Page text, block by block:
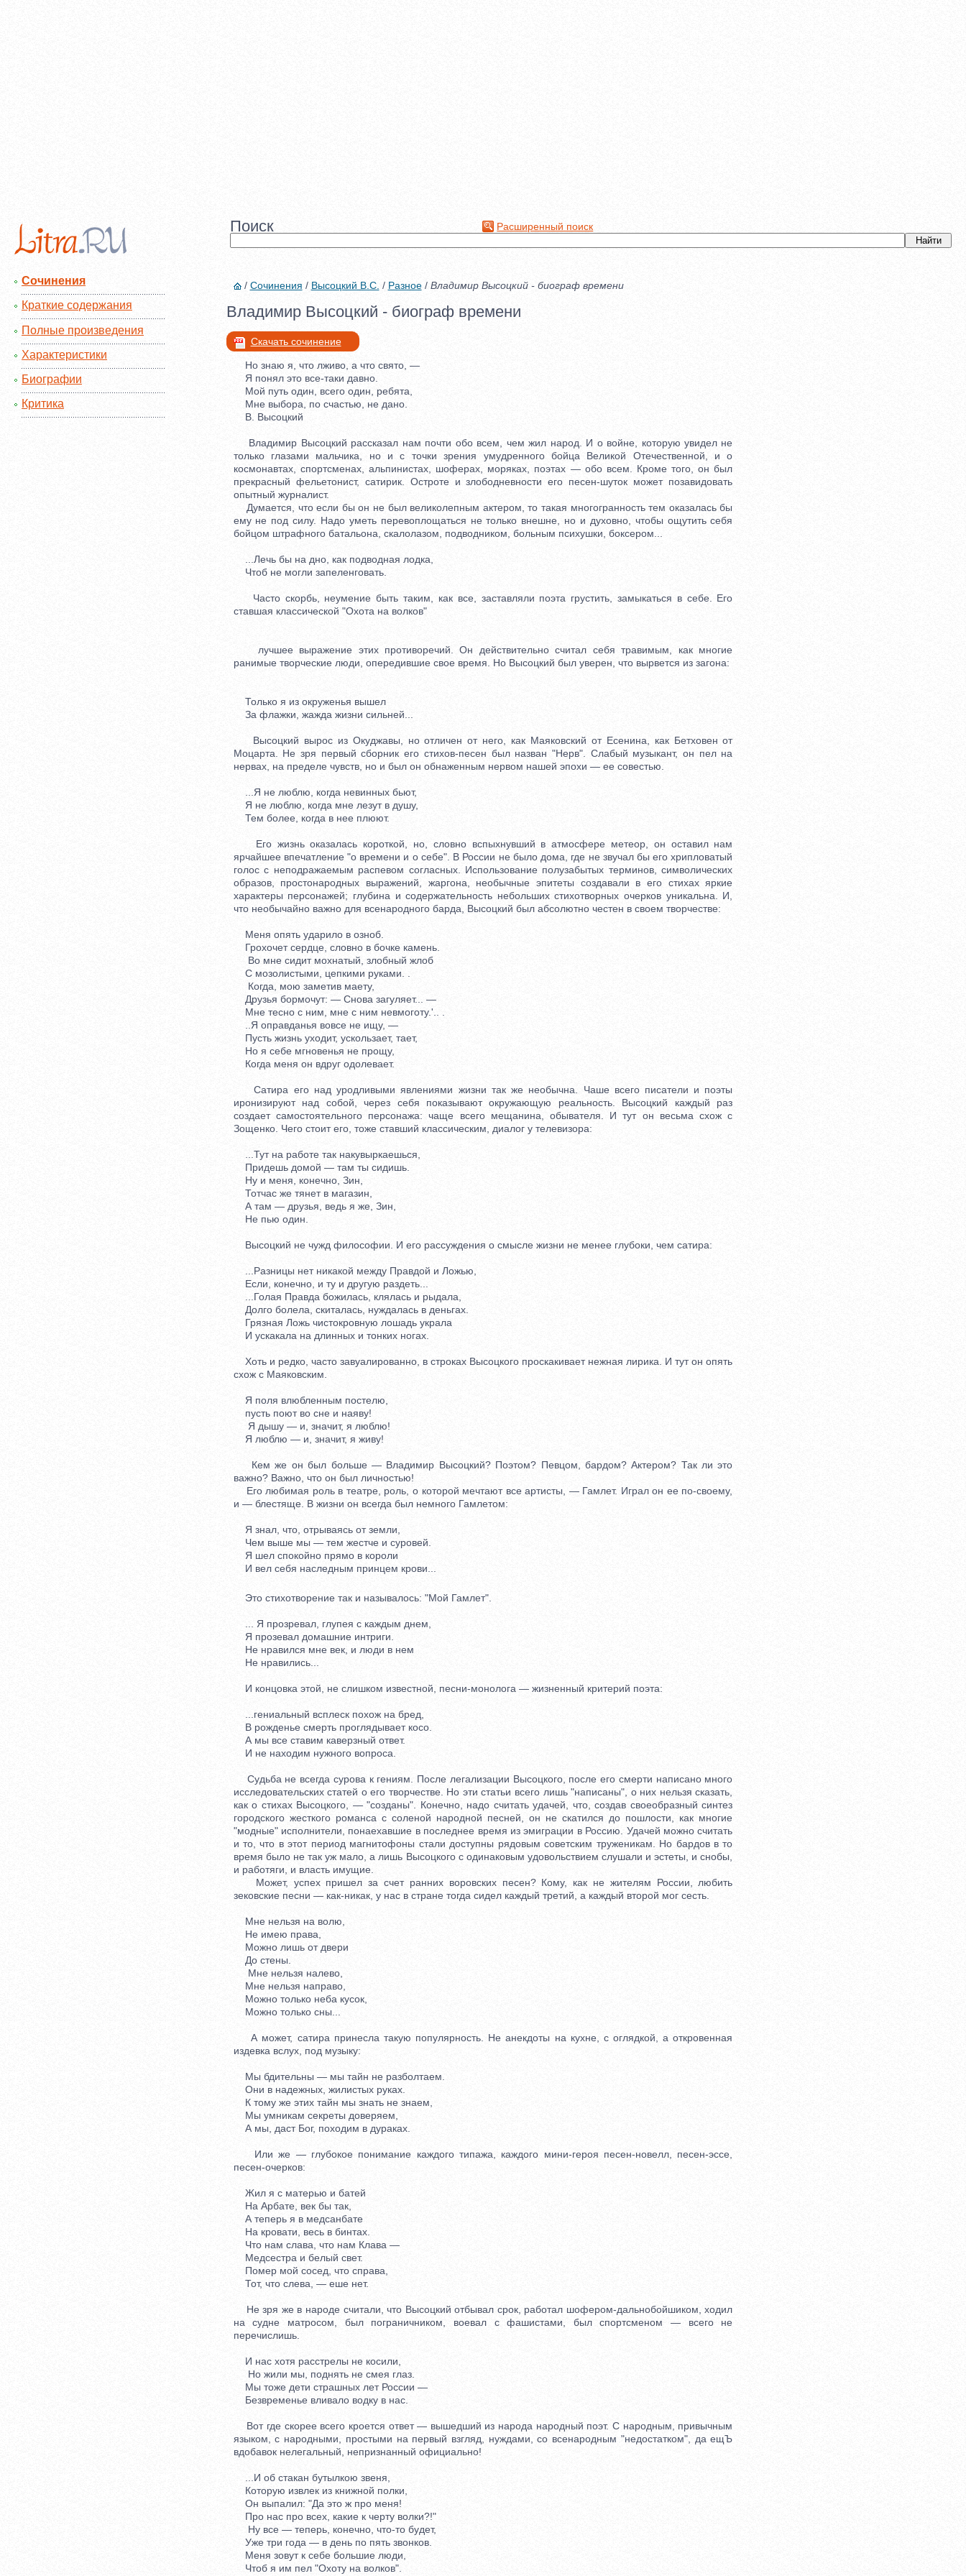
Поиск Расширенный поиск
Сочинения
Краткие содержания
Полные произведения
Характеристики
Биографии
Критика
/ Сочинения / Высоцкий В.С. / Разное/ Владимир Высоцкий - биограф времени
Владимир Высоцкий - биограф времени
Скачать сочинение
Но знаю я, что лживо, а что свято, —
Я понял это все-таки давно.
Мой путь один, всего один, ребята,
Мне выбора, по счастью, не дано.
В. Высоцкий
Владимир Высоцкий рассказал нам почти обо всем, чем жил народ. И о войне, которую увидел не
только глазами мальчика, но и с точки зрения умудренного бойца Великой Отечественной, и о
космонавтах, спортсменах, альпинистах, шоферах, моряках, поэтах — обо всем. Кроме того, он был
прекрасный фельетонист, сатирик. Остроте и злободневности его песен-шуток может позавидовать
опытный журналист.
Думается, что если бы он не был великолепным актером, то такая многогранность тем оказалась бы
ему не под силу. Надо уметь перевоплощаться не только внешне, но и духовно, чтобы ощутить себя
бойцом штрафного батальона, скалолазом, подводником, больным психушки, боксером...
...Лечь бы на дно, как подводная лодка,
Чтоб не могли запеленговать.
Часто скорбь, неумение быть таким, как все, заставляли поэта грустить, замыкаться в себе. Его
ставшая классической "Охота на волков"
лучшее выражение этих противоречий. Он действительно считал себя травимым, как многие
ранимые творческие люди, опередившие свое время. Но Высоцкий был уверен, что вырвется из загона:
Только я из окруженья вышел
За флажки, жажда жизни сильней...
Высоцкий вырос из Окуджавы, но отличен от него, как Маяковский от Есенина, как Бетховен от
Моцарта. Не зря первый сборник его стихов-песен был назван "Нерв". Слабый музыкант, он пел на
нервах, на пределе чувств, но и был он обнаженным нервом нашей эпохи — ее совестью.
...Я не люблю, когда невинных бьют,
Я не люблю, когда мне лезут в душу,
Тем более, когда в нее плюют.
Его жизнь оказалась короткой, но, словно вспыхнувший в атмосфере метеор, он оставил нам
ярчайшее впечатление "о времени и о себе". В России не было дома, где не звучал бы его хрипловатый
голос с неподражаемым распевом согласных. Использование полузабытых терминов, символических
образов, простонародных выражений, жаргона, необычные эпитеты создавали в его стихах яркие
характеры персонажей; глубина и содержательность небольших стихотворных очерков уникальна. И,
что необычайно важно для всенародного барда, Высоцкий был абсолютно честен в своем творчестве:
Меня опять ударило в озноб.
Грохочет сердце, словно в бочке камень.
Во мне сидит мохнатый, злобный жлоб
С мозолистыми, цепкими руками. .
Когда, мою заметив маету,
Друзья бормочут: — Снова загуляет... —
Мне тесно с ним, мне с ним невмоготу.'.. .
..Я оправданья вовсе не ищу, —
Пусть жизнь уходит, ускользает, тает,
Но я себе мгновенья не прощу,
Когда меня он вдруг одолевает.
Сатира его над уродливыми явлениями жизни так же необычна. Чаше всего писатели и поэты
иронизируют над собой, через себя показывают окружающую реальность. Высоцкий каждый раз
создает самостоятельного персонажа: чаще всего мещанина, обывателя. И тут он весьма схож с
Зощенко. Чего стоит его, тоже ставший классическим, диалог у телевизора:
...Тут на работе так накувыркаешься,
Придешь домой — там ты сидишь.
Ну и меня, конечно, Зин,
Тотчас же тянет в магазин,
А там — друзья, ведь я же, Зин,
Не пью один.
Высоцкий не чужд философии. И его рассуждения о смысле жизни не менее глубоки, чем сатира:
...Разницы нет никакой между Правдой и Ложью,
Если, конечно, и ту и другую раздеть...
...Голая Правда божилась, клялась и рыдала,
Долго болела, скиталась, нуждалась в деньгах.
Грязная Ложь чистокровную лошадь украла
И ускакала на длинных и тонких ногах.
Хоть и редко, часто завуалированно, в строках Высоцкого проскакивает нежная лирика. И тут он опять
схож с Маяковским.
Я поля влюбленным постелю,
пусть поют во сне и наяву!
Я дышу — и, значит, я люблю!
Я люблю — и, значит, я живу!
Кем же он был больше — Владимир Высоцкий? Поэтом? Певцом, бардом? Актером? Так ли это
важно? Важно, что он был личностью!
Его любимая роль в театре, роль, о которой мечтают все артисты, — Гамлет. Играл он ее по-своему,
и — блестяще. В жизни он всегда был немного Гамлетом:
Я знал, что, отрываясь от земли,
Чем выше мы — тем жестче и суровей.
Я шел спокойно прямо в короли
И вел себя наследным принцем крови...
Это стихотворение так и называлось: "Мой Гамлет".
... Я прозревал, глупея с каждым днем,
Я прозевал домашние интриги.
Не нравился мне век, и люди в нем
Не нравились...
И концовка этой, не слишком известной, песни-монолога — жизненный критерий поэта:
...гениальный всплеск похож на бред,
В рожденье смерть проглядывает косо.
А мы все ставим каверзный ответ.
И не находим нужного вопроса.
Судьба не всегда сурова к гениям. После легализации Высоцкого, после его смерти написано много
исследовательских статей о его творчестве. Но эти статьи всего лишь "написаны", о них нельзя сказать,
как о стихах Высоцкого, — "созданы". Конечно, надо считать удачей, что, создав своеобразный синтез
городского жесткого романса с соленой народной песней, он не скатился до пошлости, как многие
"модные" исполнители, понаехавшие в последнее время из эмиграции в Россию. Удачей можно считать
и то, что в этот период магнитофоны стали доступны рядовым советским труженикам. Но бардов в то
время было не так уж мало, а лишь Высоцкого с одинаковым удовольствием слушали и эстеты, и снобы,
и работяги, и власть имущие.
Может, успех пришел за счет ранних воровских песен? Кому, как не жителям России, любить
зековские песни — как-никак, у нас в стране тогда сидел каждый третий, а каждый второй мог сесть.
Мне нельзя на волю,
Не имею права,
Можно лишь от двери
До стены.
Мне нельзя налево,
Мне нельзя направо,
Можно только неба кусок,
Можно только сны...
А может, сатира принесла такую популярность. Не анекдоты на кухне, с оглядкой, а откровенная
издевка вслух, под музыку:
Мы бдительны — мы тайн не разболтаем.
Они в надежных, жилистых руках.
К тому же этих тайн мы знать не знаем,
Мы умникам секреты доверяем,
А мы, даст Бог, походим в дураках.
Или же — глубокое понимание каждого типажа, каждого мини-героя песен-новелл, песен-эссе,
песен-очерков:
Жил я с матерью и батей
На Арбате, век бы так,
А теперь я в медсанбате
На кровати, весь в бинтах.
Что нам слава, что нам Клава —
Медсестра и белый свет.
Помер мой сосед, что справа,
Тот, что слева, — еше нет.
Не зря же в народе считали, что Высоцкий отбывал срок, работал шофером-дальнобойшиком, ходил
на судне матросом, был пограничником, воевал с фашистами, был спортсменом — всего не
перечислишь.
И нас хотя расстрелы не косили,
Но жили мы, поднять не смея глаз.
Мы тоже дети страшных лет России —
Безвременье вливало водку в нас.
Вот где скорее всего кроется ответ — вышедший из народа народный поэт. С народным, привычным
языком, с народными, простыми на первый взгляд, нуждами, со всенародным "недостатком", да ещЪ
вдобавок нелегальный, непризнанный официально!
...И об стакан бутылкою звеня,
Которую извлек из книжной полки,
Он выпалил: "Да это ж про меня!
Про нас про всех, какие к черту волки?!"
Ну все — теперь, конечно, что-то будет,
Уже три года — в день по пять звонков.
Меня зовут к себе большие люди,
Чтоб я им пел "Охоту на волков".